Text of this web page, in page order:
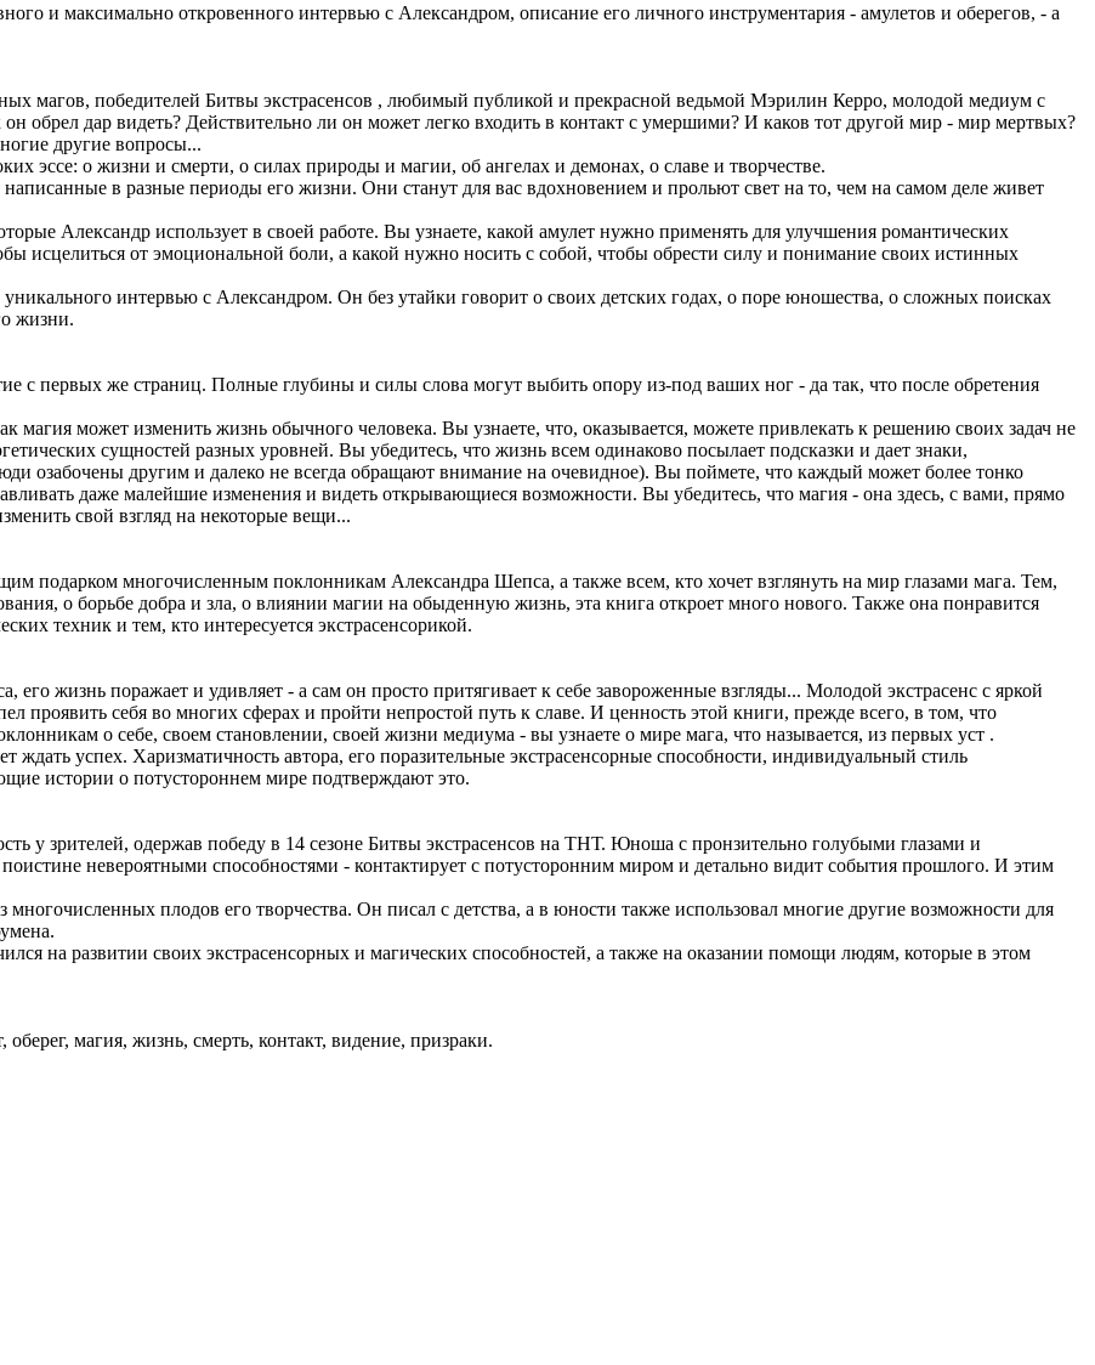
и максимально откровенного интервью с Александром, описание его личного инструментария - амулетов и оберегов, - а
магов, победителей Битвы экстрасенсов , любимый публикой и прекрасной ведьмой Мэрилин Керро, молодой медиум с
обрел дар видеть? Действительно ли он может легко входить в контакт с умершими? И каков тот другой мир - мир мертвых?
другие вопросы...
эссе: о жизни и смерти, о силах природы и магии, об ангелах и демонах, о славе и творчестве.
в разные периоды его жизни. Они станут для вас вдохновением и прольют свет на то, чем на самом деле живет
Александр использует в своей работе. Вы узнаете, какой амулет нужно применять для улучшения романтических
исцелиться от эмоциональной боли, а какой нужно носить с собой, чтобы обрести силу и понимание своих истинных
уникального интервью с Александром. Он без утайки говорит о своих детских годах, о поре юношества, о сложных поисках
жизни.
с первых же страниц. Полные глубины и силы слова могут выбить опору из-под ваших ног - да так, что после обретения
магия может изменить жизнь обычного человека. Вы узнаете, что, оказывается, можете привлекать к решению своих задач не
сущностей разных уровней. Вы убедитесь, что жизнь всем одинаково посылает подсказки и дает знаки,
озабочены другим и далеко не всегда обращают внимание на очевидное). Вы поймете, что каждый может более тонко
даже малейшие изменения и видеть открывающиеся возможности. Вы убедитесь, что магия - она здесь, с вами, прямо
свой взгляд на некоторые вещи...
подарком многочисленным поклонникам Александра Шепса, а также всем, кто хочет взглянуть на мир глазами мага. Тем,
о борьбе добра и зла, о влиянии магии на обыденную жизнь, эта книга откроет много нового. Также она понравится
техник и тем, кто интересуется экстрасенсорикой.
его жизнь поражает и удивляет - а сам он просто притягивает к себе завороженные взгляды... Молодой экстрасенс с яркой
проявить себя во многих сферах и пройти непростой путь к славе. И ценность этой книги, прежде всего, в том, что
о себе, своем становлении, своей жизни медиума - вы узнаете о мире мага, что называется, из первых уст .
ждать успех. Харизматичность автора, его поразительные экстрасенсорные способности, индивидуальный стиль
истории о потустороннем мире подтверждают это.
у зрителей, одержав победу в 14 сезоне Битвы экстрасенсов на ТНТ. Юноша с пронзительно голубыми глазами и
невероятными способностями - контактирует с потусторонним миром и детально видит события прошлого. И этим
плодов его творчества. Он писал с детства, а в юности также использовал многие другие возможности для
на развитии своих экстрасенсорных и магических способностей, а также на оказании помощи людям, которые в этом
магия, жизнь, смерть, контакт, видение, призраки.